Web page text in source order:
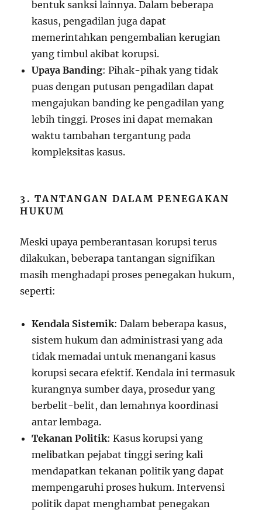
bentuk sanksi lainnya. Dalam beberapa
kasus, pengadilan juga dapat
memerintahkan pengembalian kerugian
yang timbul akibat korupsi.
Upaya Banding: Pihak-pihak yang tidak
puas dengan putusan pengadilan dapat
mengajukan banding ke pengadilan yang
lebih tinggi. Proses ini dapat memakan
waktu tambahan tergantung pada
kompleksitas kasus.
3. TANTANGAN DALAM PENEGAKAN
HUKUM
Meski upaya pemberantasan korupsi terus
dilakukan, beberapa tantangan signifikan
masih menghadapi proses penegakan hukum,
seperti:
Kendala Sistemik: Dalam beberapa kasus,
sistem hukum dan administrasi yang ada
tidak memadai untuk menangani kasus
korupsi secara efektif. Kendala ini termasuk
kurangnya sumber daya, prosedur yang
berbelit-belit, dan lemahnya koordinasi
antar lembaga.
Tekanan Politik: Kasus korupsi yang
melibatkan pejabat tinggi sering kali
mendapatkan tekanan politik yang dapat
mempengaruhi proses hukum. Intervensi
politik dapat menghambat penegakan